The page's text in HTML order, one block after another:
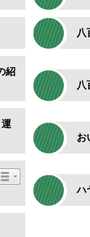
八
紹
八
お
ェ
ハ